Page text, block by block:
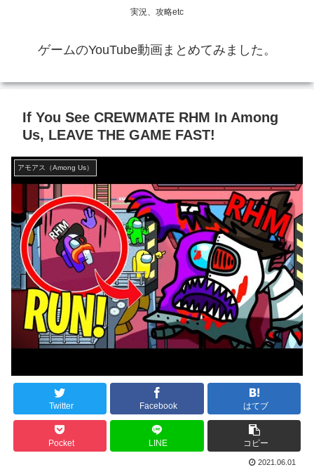
実況、攻略etc
ゲームのYouTube動画まとめてみました。
If You See CREWMATE RHM In Among
Us, LEAVE THE GAME FAST!
アモアス（Among Us）
Twitter Facebook はてブ
Pocket LINE コピー
2021.06.01